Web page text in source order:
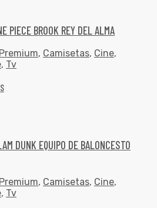
PIECE BROOK REY DEL ALMA
, Camisetas, Cine,
, Tv
DUNK EQUIPO DE BALONCESTO
, Camisetas, Cine,
, Tv